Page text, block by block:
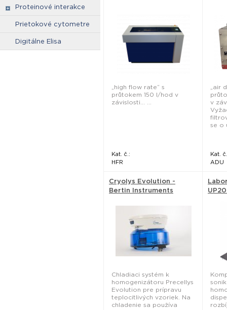
Proteinové interakce
Prietokové cytometre
Digitálne Elisa
„high flow rate“ s
průtokem 150 l/hod v
závislosti... ...
Kat. č.:
HFR
„air
v
se o
Kat.
ADU
Cryolys Evolution -
Bertin Instruments
Chladiaci systém k
homogenizátoru Precellys
Evolution pre prípravu
teplocitlivých vzoriek. Na
chladenie sa používa